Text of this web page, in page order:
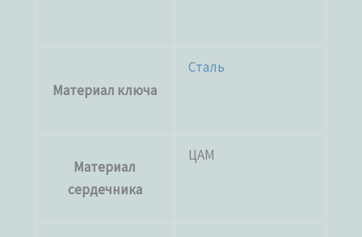
Материал ключа
Сталь
Материал
сердечника
ЦАМ